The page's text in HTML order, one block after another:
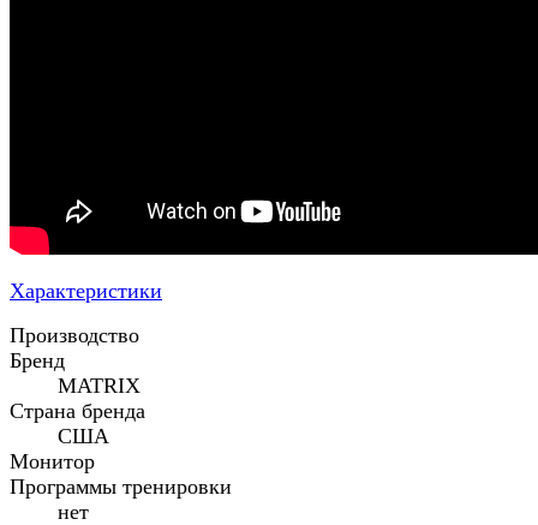
Характеристики
Производство
Бренд
MATRIX
Страна бренда
США
Монитор
Программы тренировки
нет